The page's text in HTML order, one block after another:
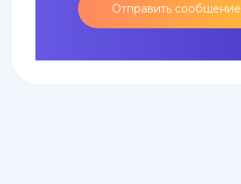
Отправить сообщение